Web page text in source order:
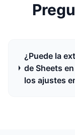
¿Puede la
de Sheets
los ajustes